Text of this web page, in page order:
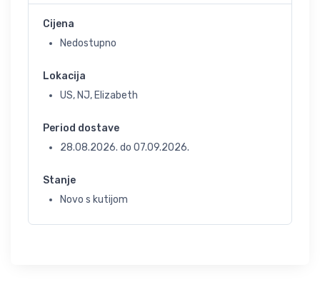
Cijena
Nedostupno
Lokacija
US, NJ, Elizabeth
Period dostave
28.08.2026. do 07.09.2026.
Stanje
Novo s kutijom